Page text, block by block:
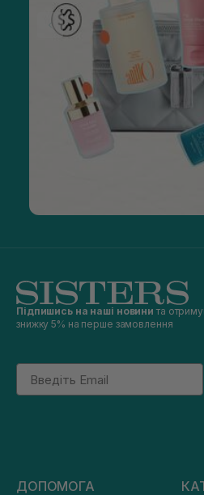
Підпишись на наші новини та
знижку 5% на перше замовлення
Email
ДОПОМОГА